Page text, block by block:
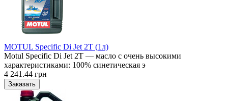
MOTUL Specific Di Jet 2T (1л)
Motul Specific Di Jet 2T — масло с очень высокими
характеристиками: 100% синетическая э
4 241.44 грн